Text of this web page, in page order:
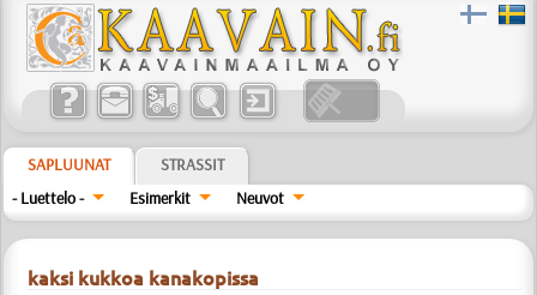
SAPLUUNAT
STRASSIT
- Luettelo -
Esimerkit Neuvot
kaksi kukkoa kanakopissa